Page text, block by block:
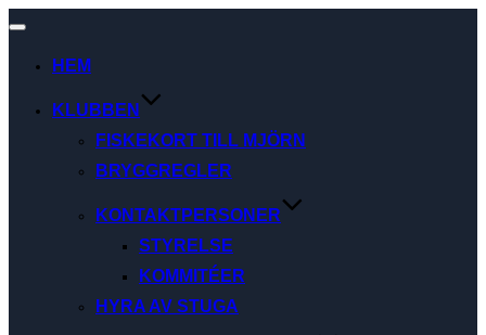
Slå
navigering
HEM
KLUBBEN
FISKEKORT TILL MJÖRN
BRYGGREGLER
KONTAKTPERSONER
STYRELSE
KOMMITÉER
HYRA AV STUGA